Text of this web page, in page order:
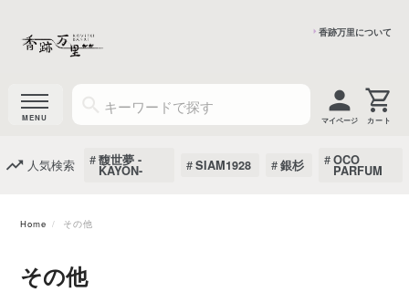
香跡万里について
マイページ
人気検索 馥世夢 -
KAYON- SIAM1928 銀杉 OCO
PARFUM
Home その他
その他